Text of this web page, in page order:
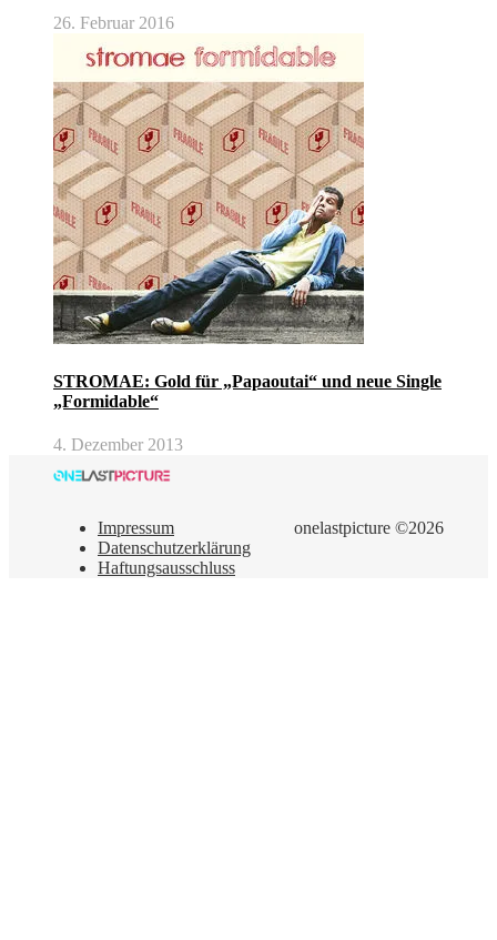
26. Februar 2016
STROMAE: Gold für „Papaoutai“ und neue Single
„Formidable“
4. Dezember 2013
onelastpicture ©2026
Impressum
Datenschutzerklärung
Haftungsausschluss